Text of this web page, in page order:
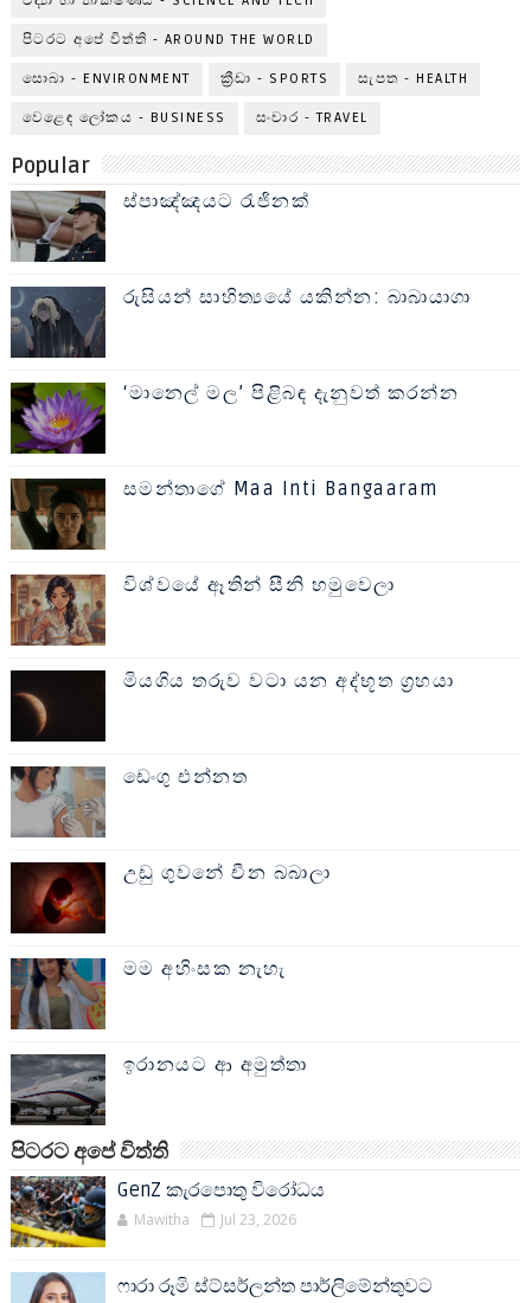
පිටරට අපේ විත්ති - AROUND THE WORLD
සොබා - ENVIRONMENT ක්‍රීඩා - SPORTS සැපත - HEALTH
වෙළෙඳ ලෝකය - BUSINESS සංචාර - TRAVEL
Popular
ස්පාඤ්ඤයට රැජිනක්
රුසියන් සාහිත්‍යයේ යකින්න: බාබායාගා
‘මානෙල් මල’ පිළිබඳ දැනුවත් කරන්න
සමන්තාගේ Maa Inti Bangaaram
විශ්වයේ ඈතින් සීනි හමුවෙලා
මියගිය තරුව වටා යන අද්භූත ග්‍රහයා
ඩෙංගු එන්නත
උඩු ගුවනේ චීන බබාලා
මම අහිංසක නැහැ
ඉරානයට ආ අමුත්තා
පිටරට අපේ විත්ති
GenZ කැරපොතු විරෝධය
Mawitha Jul 23, 2026
ෆාරා රූමි ස්ට්සර්ලන්ත පාර්ලිමේන්තුවට